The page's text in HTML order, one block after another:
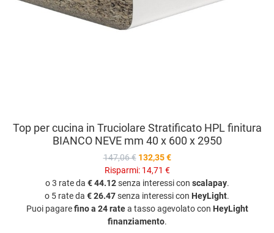
Top per cucina in Truciolare Stratificato HPL finitura
BIANCO NEVE mm 40 x 600 x 2950
147,06 € 132,35 €
Risparmi: 14,71 €
o 3 rate da € 44.12senza interessi con scalapay.
o 5 rate da € 26.47senza interessi con HeyLight.
Puoi pagarefino a 24 ratea tasso agevolato con HeyLight
finanziamento.